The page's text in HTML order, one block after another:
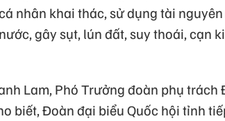
nhân khai thác, sử dụng tài
gây sụt, lún đất, suy thoái, cạn
Lam, Phó Trưởng đoàn phụ
biết, Đoàn đại biểu Quốc hội tỉnh